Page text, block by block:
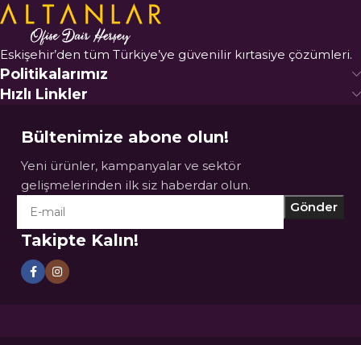
Eskişehir’den tüm Türkiye’ye güvenilir kırtasiye çözümleri.
Politikalarımız
Hızlı Linkler
Bültenimize abone olun!
Yeni ürünler, kampanyalar ve sektör
gelişmelerinden ilk siz haberdar olun.
Takipte Kalın!